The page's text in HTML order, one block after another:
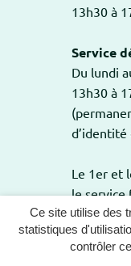
Ce site utilise des
statistiques
contrôler
13h30 à
Service
Du lundi
13h30 à
d’identité
Le 1er et
le service